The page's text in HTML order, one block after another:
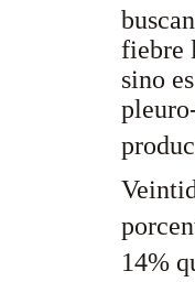
fiebre
sino
14%